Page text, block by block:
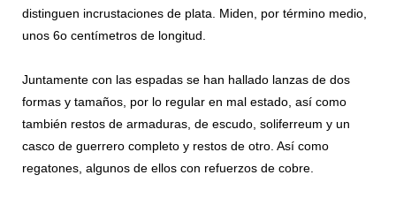
distinguen incrustaciones de plata. Miden, por término medio,
unos 6o centímetros de longitud.
Juntamente con las espadas se han hallado lanzas de dos
formas y tamaños, por lo regular en mal estado, así como
también restos de armaduras, de escudo, soliferreum y un
casco de guerrero completo y restos de otro. Así como
regatones, algunos de ellos con refuerzos de cobre.